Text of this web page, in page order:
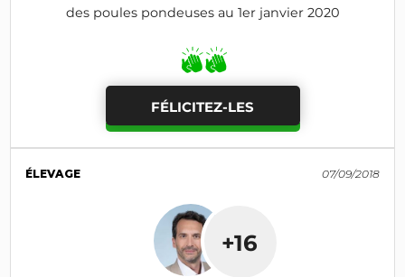
des poules pondeuses au 1er janvier 2020
FÉLICITEZ-LES
ÉLEVAGE 07/09/2018
+16